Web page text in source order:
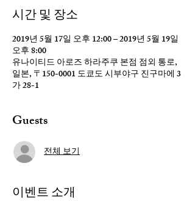
시간 및 장소
2019년 5월 17일 오후 12:00 – 2019년 5월 19일
오후 8:00
유나이티드 아로즈 하라주쿠 본점 점외 통로,
일본, 〒150-0001 도쿄도 시부야구 진구마에 3
가 28-1
Guests
전체 보기
이벤트 소개